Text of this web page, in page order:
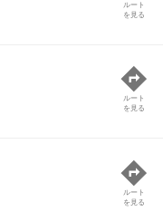
ルート
を見る
ルート
を見る
ルート
を見る